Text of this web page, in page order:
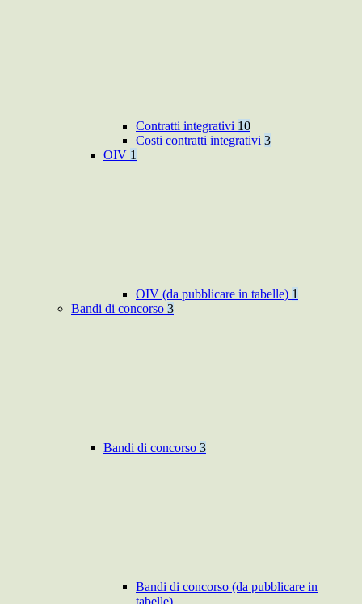
Contratti integrativi 10
Costi contratti integrativi 3
OIV 1
OIV (da pubblicare in tabelle) 1
Bandi di concorso 3
Bandi di concorso 3
Bandi di concorso (da pubblicare in